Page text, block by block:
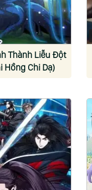
Thành Liễu Đột
Hồng Chi Dạ)